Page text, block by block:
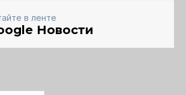
в ленте
Новости